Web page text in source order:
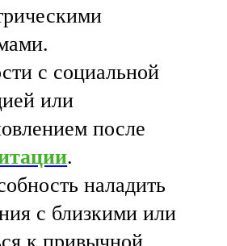
с социальной
или
после
.
наладить
с близкими или